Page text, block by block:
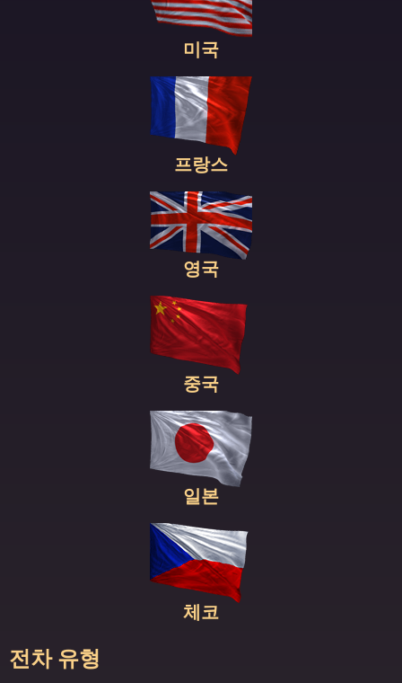
미국
프랑스
영국
중국
일본
체코
전차 유형